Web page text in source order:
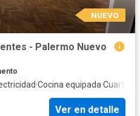
NUEVO
- Palermo Nuevo
·Cocina equipada·Cuarto
Ver en detalle